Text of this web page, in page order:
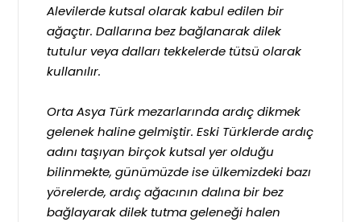
Alevilerde kutsal olarak kabul edilen bir
ağaçtır. Dallarına bez bağlanarak dilek
tutulur veya dalları tekkelerde tütsü olarak
kullanılır.
Orta Asya Türk mezarlarında ardıç dikmek
gelenek haline gelmiştir. Eski Türklerde ardıç
adını taşıyan birçok kutsal yer olduğu
bilinmekte, günümüzde ise ülkemizdeki bazı
yörelerde, ardıç ağacının dalına bir bez
bağlayarak dilek tutma geleneği halen